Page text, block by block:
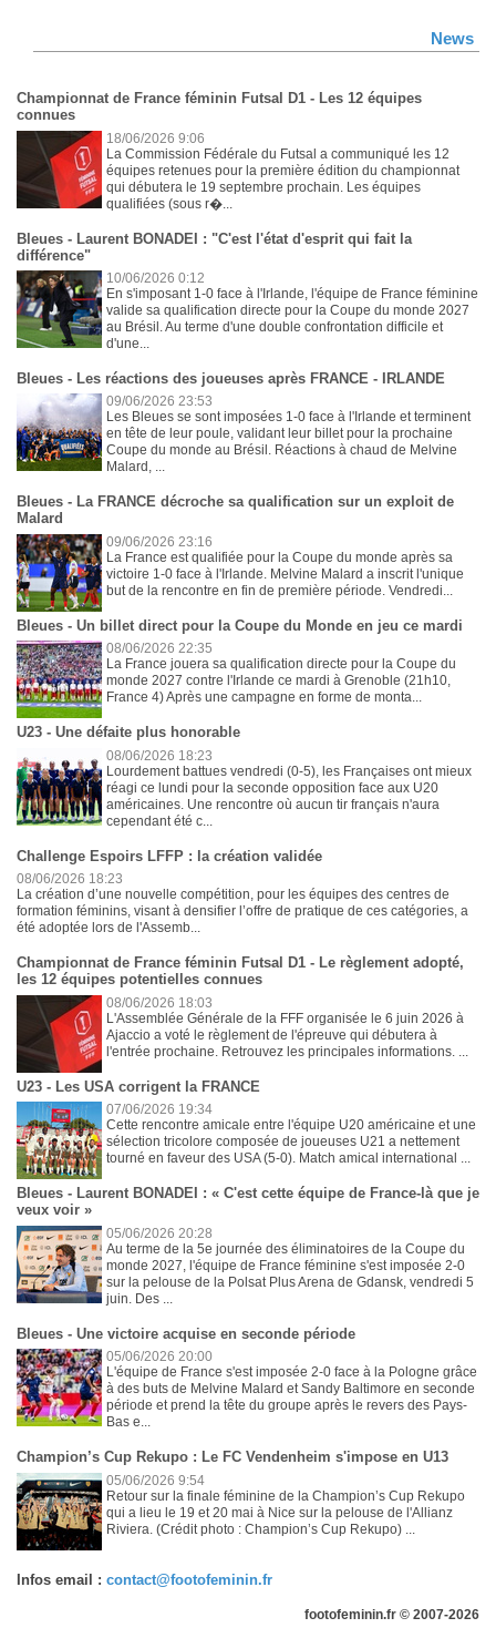
News
Championnat de France féminin Futsal D1 - Les 12 équipes
connues
18/06/2026 9:06
La Commission Fédérale du Futsal a communiqué les 12
équipes retenues pour la première édition du championnat
qui débutera le 19 septembre prochain. Les équipes
qualifiées (sous r�...
Bleues - Laurent BONADEI : "C'est l'état d'esprit qui fait la
différence"
10/06/2026 0:12
En s'imposant 1-0 face à l'Irlande, l'équipe de France féminine
valide sa qualification directe pour la Coupe du monde 2027
au Brésil. Au terme d'une double confrontation difficile et
d'une...
Bleues - Les réactions des joueuses après FRANCE - IRLANDE
09/06/2026 23:53
Les Bleues se sont imposées 1-0 face à l'Irlande et terminent
en tête de leur poule, validant leur billet pour la prochaine
Coupe du monde au Brésil. Réactions à chaud de Melvine
Malard, ...
Bleues - La FRANCE décroche sa qualification sur un exploit de
Malard
09/06/2026 23:16
La France est qualifiée pour la Coupe du monde après sa
victoire 1-0 face à l'Irlande. Melvine Malard a inscrit l'unique
but de la rencontre en fin de première période. Vendredi...
Bleues - Un billet direct pour la Coupe du Monde en jeu ce mardi
08/06/2026 22:35
La France jouera sa qualification directe pour la Coupe du
monde 2027 contre l'Irlande ce mardi à Grenoble (21h10,
France 4) Après une campagne en forme de monta...
U23 - Une défaite plus honorable
08/06/2026 18:23
Lourdement battues vendredi (0-5), les Françaises ont mieux
réagi ce lundi pour la seconde opposition face aux U20
américaines. Une rencontre où aucun tir français n'aura
cependant été c...
Challenge Espoirs LFFP : la création validée
08/06/2026 18:23
La création d’une nouvelle compétition, pour les équipes des centres de
formation féminins, visant à densifier l’offre de pratique de ces catégories, a
été adoptée lors de l'Assemb...
Championnat de France féminin Futsal D1 - Le règlement adopté,
les 12 équipes potentielles connues
08/06/2026 18:03
L'Assemblée Générale de la FFF organisée le 6 juin 2026 à
Ajaccio a voté le règlement de l'épreuve qui débutera à
l'entrée prochaine. Retrouvez les principales informations. ...
U23 - Les USA corrigent la FRANCE
07/06/2026 19:34
Cette rencontre amicale entre l'équipe U20 américaine et une
sélection tricolore composée de joueuses U21 a nettement
tourné en faveur des USA (5-0). Match amical international ...
Bleues - Laurent BONADEI : « C'est cette équipe de France-là que je
veux voir »
05/06/2026 20:28
Au terme de la 5e journée des éliminatoires de la Coupe du
monde 2027, l'équipe de France féminine s'est imposée 2-0
sur la pelouse de la Polsat Plus Arena de Gdansk, vendredi 5
juin. Des ...
Bleues - Une victoire acquise en seconde période
05/06/2026 20:00
L'équipe de France s'est imposée 2-0 face à la Pologne grâce
à des buts de Melvine Malard et Sandy Baltimore en seconde
période et prend la tête du groupe après le revers des Pays-
Bas e...
Champion’s Cup Rekupo : Le FC Vendenheim s'impose en U13
05/06/2026 9:54
Retour sur la finale féminine de la Champion’s Cup Rekupo
qui a lieu le 19 et 20 mai à Nice sur la pelouse de l'Allianz
Riviera. (Crédit photo : Champion’s Cup Rekupo) ...
Infos email : contact@footofeminin.fr
footofeminin.fr © 2007-2026